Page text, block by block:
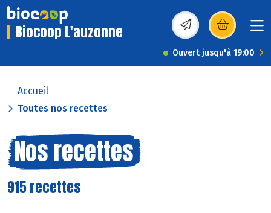
Biocoop L'auzonne (s’ouvre dans une
Ouvert jusqu'à 19:00
Accueil
Toutes nos recettes
Nos recettes
915 recettes